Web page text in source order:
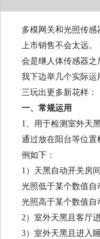
多模网关和光照传
上市销售不会太远
会是继人体传感器之
我下边举几个实际运
三玩出更多新花样：
一、常规运用
1、用于检测室外天
通过放在阳台等位
例如下：
1）天黑自动开关房
光照低于某个数值
光照高于某个数值
2）室外天黑且客厅
3）室外天黑且进入